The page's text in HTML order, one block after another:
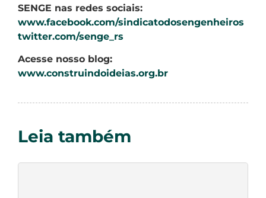
SENGE nas redes sociais:
www.facebook.com/sindicatodosengenheiros
twitter.com/senge_rs
Acesse nosso blog:
www.construindoideias.org.br
Leia também